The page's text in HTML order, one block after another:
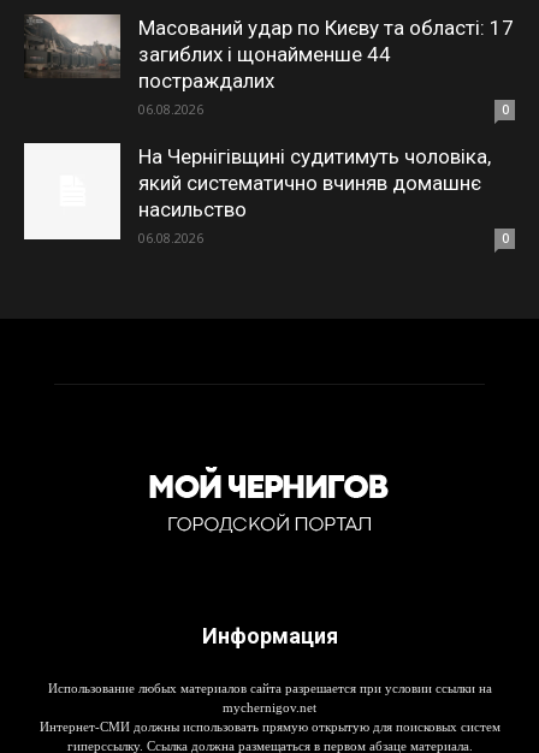
Масований удар по Києву та області: 17
загиблих і щонайменше 44
постраждалих
06.08.2026 0
На Чернігівщині судитимуть чоловіка,
який систематично вчиняв домашнє
насильство
06.08.2026 0
Информация
Использование любых материалов сайта разрешается при условии ссылки на
mychernigov.net
Интернет-СМИ должны использовать прямую открытую для поисковых систем
гиперссылку. Ссылка должна размещаться в первом абзаце материала.